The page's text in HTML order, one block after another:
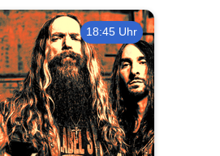
18:45 Uhr